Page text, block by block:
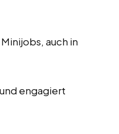
auch in
engagiert